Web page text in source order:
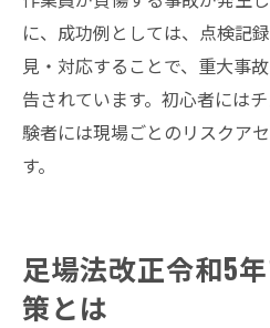
に、成功例としては、点検記
見・対応することで、重大事
告されています。初心者には
験者には現場ごとのリスクア
す。
足場法改正令和5
策とは